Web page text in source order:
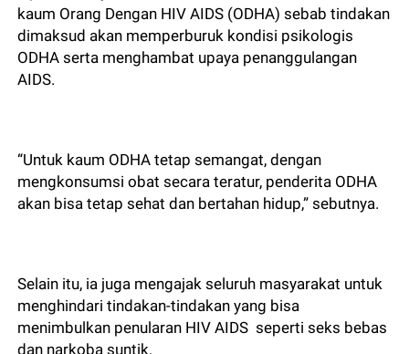
kaum Orang Dengan HIV AIDS (ODHA) sebab tindakan
dimaksud akan memperburuk kondisi psikologis
ODHA serta menghambat upaya penanggulangan
AIDS.
“Untuk kaum ODHA tetap semangat, dengan
mengkonsumsi obat secara teratur, penderita ODHA
akan bisa tetap sehat dan bertahan hidup,” sebutnya.
Selain itu, ia juga mengajak seluruh masyarakat untuk
menghindari tindakan-tindakan yang bisa
menimbulkan penularan HIV AIDS seperti seks bebas
dan narkoba suntik.